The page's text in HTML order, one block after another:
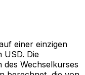
einer einzigen
USD. Die
Wechselkurses